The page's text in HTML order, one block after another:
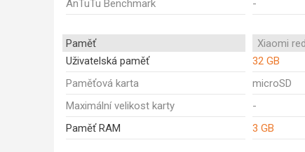
AnTuTu Benchmark
-
Paměť Xiaomi
Uživatelská paměť
32 GB
Paměťová karta
microSD
Maximální velikost karty
-
Paměť RAM
3 GB